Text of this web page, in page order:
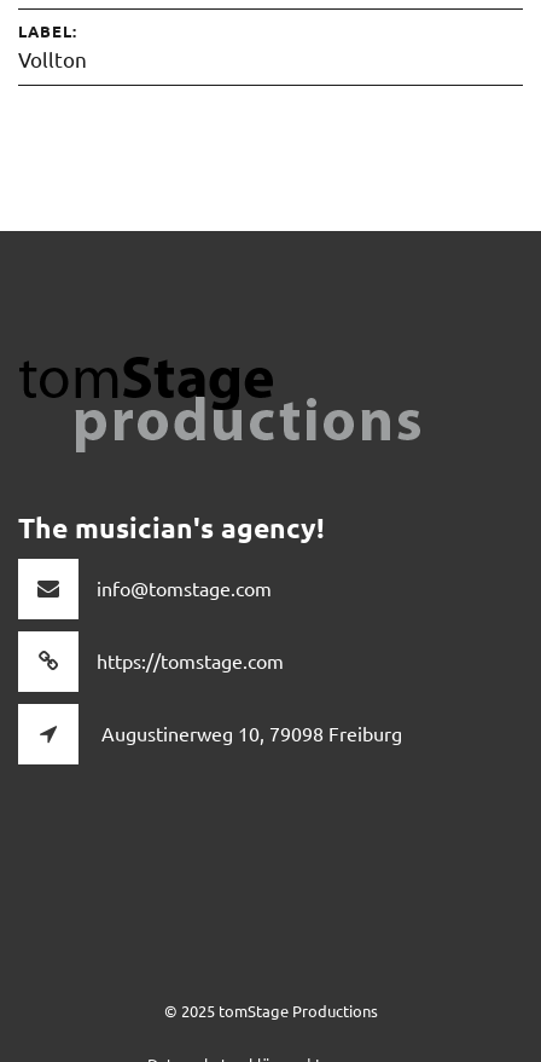
LABEL:
Vollton
The musician's agency!
info@tomstage.com
https://tomstage.com
Augustinerweg 10, 79098 Freiburg
© 2025 tomStage Productions